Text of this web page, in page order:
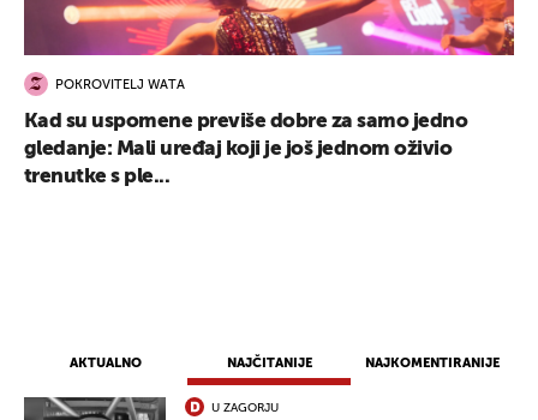
AKTUALNO NAJČITANIJE NAJKOMENTIRANIJE
U ZAGORJU
POKROVITELJ WATA
Kad su uspomene previše dobre za samo jedno
gledanje: Mali uređaj koji je još jednom oživio
trenutke s ple...